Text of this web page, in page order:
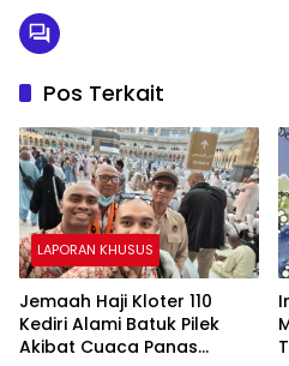
Pos Terkait
LAPORAN KHUSUS
Jemaah Haji Kloter 110
Kediri Alami Batuk Pilek
Akibat Cuaca Panas